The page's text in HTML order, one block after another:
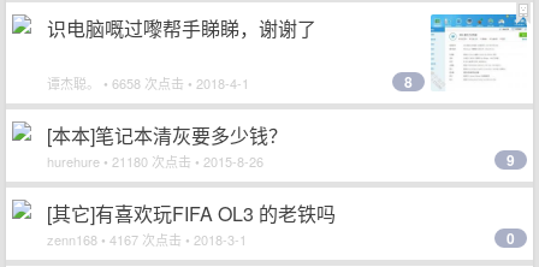
识电脑嘅过嚟帮手睇睇，谢谢了
谭杰聪。 • 6658 次点击 • 2018-4-1 8
[本本]笔记本清灰要多少钱？
hurehure • 21180 次点击 • 2015-8-26 9
[其它]有喜欢玩FIFA OL3 的老铁吗
zenn168 • 4167 次点击 • 2018-3-1 0